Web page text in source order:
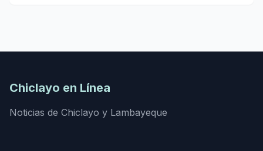
Chiclayo en Línea
Noticias de Chiclayo y Lambayeque